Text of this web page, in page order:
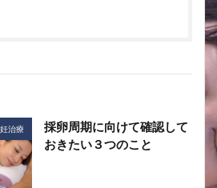
治療
採卵周期に向けて確認して
おきたい３つのこと